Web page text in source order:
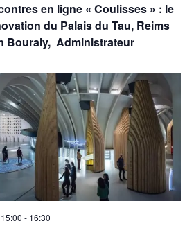
en ligne « Coulisses » : le
du Palais du Tau, Reims
Bouraly, Administrateur
- 16:30